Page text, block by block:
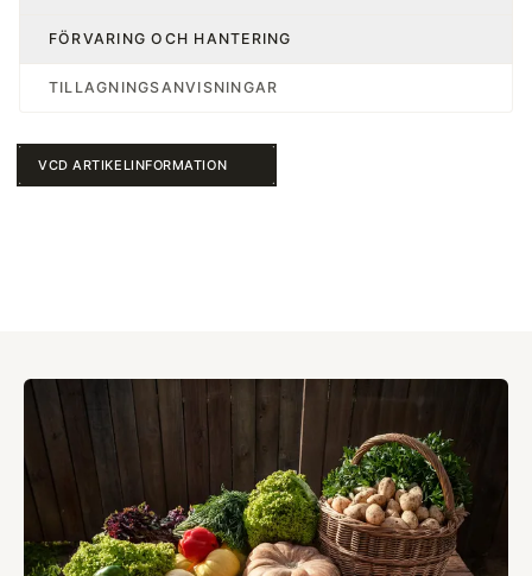
FÖRVARING OCH HANTERING
TILLAGNINGSANVISNINGAR
VCD ARTIKELINFORMATION